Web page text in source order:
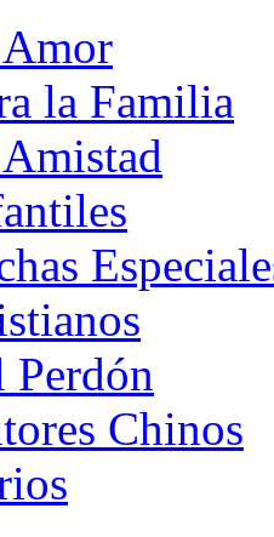
Amor
la Familia
Perdón
Chinos